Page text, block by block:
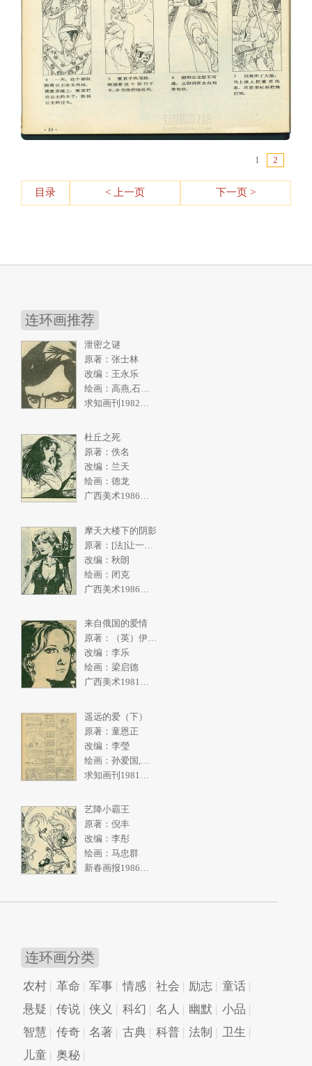
1 2
目录 < 上一页 下一页 >
连环画推荐
泄密之谜
原著：张士林
改编：王永乐
杜丘之死
原著：佚名
改编：兰天
绘画：德龙
广西美术1986年5期
摩天大楼下的阴影
改编：秋朗
绘画：闭克
来自俄国的爱情
原著：（英）伊恩弗利明
改编：李乐
绘画：梁启德
广西美术1981年2期
遥远的爱（下）
原著：童恩正
改编：李瑩
艺降小霸王
原著：倪丰
改编：李彤
绘画：马忠群
新春画报1986年10期
连环画分类
农村 革命 军事 情感 社会 励志
童话
悬疑
传说 侠义 科幻 名人 幽默
小品
智慧
传奇 名著 古典 科普 法制
卫生
儿童
奥秘